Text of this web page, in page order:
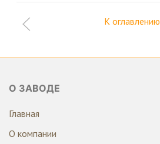
К оглавлению
О ЗАВОДЕ
Главная
О компании